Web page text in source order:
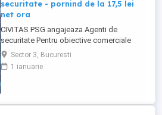
securitate - pornind de la 17,5 lei
net ora
CIVITAS PSG angajeaza Agenti de
securitate Pentru obiective comerciale
(magazine de haine din mall-urile din
Bucuresti) CONTACT: apel la numarul din
anunt Locatia: Park Lake, metrou Dristor
Garantam Salariu, program, ...
Sector 3, Bucuresti
1 ianuarie